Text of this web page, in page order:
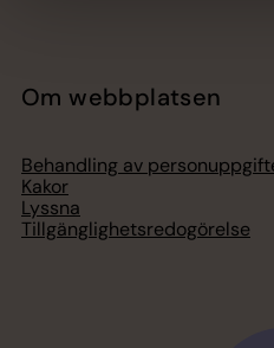
Om webbplatsen
Behandling av
Kakor
Lyssna
Tillgänglighetsredogörelse